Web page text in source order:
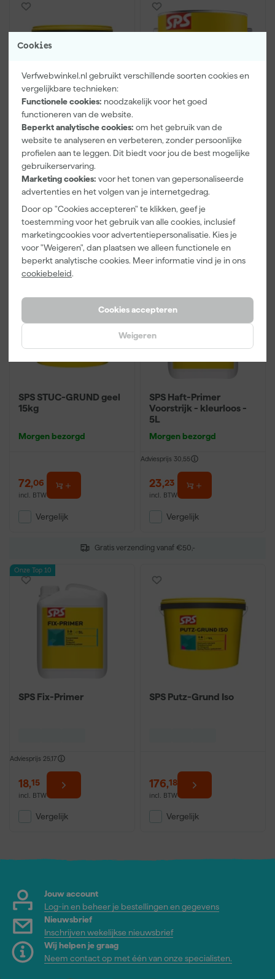
Cookies
Verfwebwinkel.nl gebruikt verschillende soorten cookies en
vergelijkbare technieken:
Functionele cookies: noodzakelijk voor het goed
functioneren van de website.
Beperkt analytische cookies: om het gebruik van de
website te analyseren en verbeteren, zonder persoonlijke
profielen aan te leggen. Dit biedt voor jou de best mogelijke
gebruikerservaring.
Marketing cookies: voor het tonen van gepersonaliseerde
advertenties en het volgen van je internetgedrag.
Door op "Cookies accepteren" te klikken, geef je
toestemming voor het gebruik van alle cookies, inclusief
marketingcookies voor advertentiepersonalisatie. Kies je
voor "Weigeren", dan plaatsen we alleen functionele en
beperkt analytische cookies. Meer informatie vind je in ons
cookiebeleid.
Cookies accepteren
Weigeren
Gratis verzending vanaf €50,-
SPS Stuc-Grund
Voorstrijk voor
sierpleister - geel - 5kg
Morgen bezorgd
28,07
incl. BTW
Vergelijk
SPS Iso-Primer XT
68,88
53,24
incl. BTW
Vergelijk
SPS STUC-GRUND geel
15kg
Morgen bezorgd
72,06
incl. BTW
Vergelijk
SPS Haft-Primer
Voorstrijk - kleurloos -
5L
Morgen bezorgd
Adviesprijs 30,55
23,23
incl. BTW
Vergelijk
Onze Top 10
SPS Fix-Primer
Adviesprijs 25,17
18,15
incl. BTW
Vergelijk
SPS Putz-Grund Iso
176,18
incl. BTW
Vergelijk
Jouw account
Log-in en beheer je bestellingen en gegevens
Nieuwsbrief
Inschrijven wekelijkse nieuwsbrief
Wij helpen je graag
Neem contact op met één van onze specialisten.